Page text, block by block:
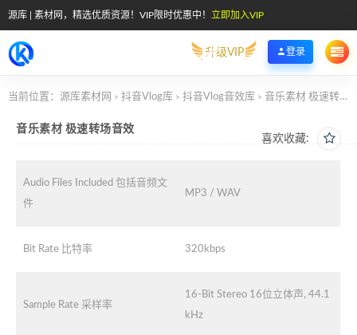
源库 | 素材网，精选优质资源！VIP限时优惠中！ 立即加入VIP
升级VIP 登录
当前位置： 源库素材网 > 抖音Vlog库 > 抖音Vlog音效库 > 音乐素材 极速转场音效
喜欢收藏:
音乐素材 极速转场音效
Audio Files Included 包括音频文
件
MP3 / WAV
Bit Rate 比特率 320kbps
Sample Rate 采样率
16-Bit Stereo 16位立体声, 44.1
kHz